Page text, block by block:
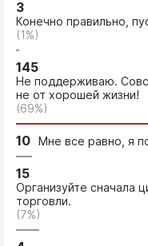
3
Конечно правильно,
(1%)
145
Не поддерживаю.
не от хорошей жизни!
(69%)
10 Мне все равно, я
15
Организуйте сначала
торговли.
(7%)